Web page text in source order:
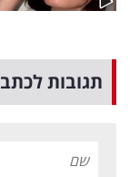
תגובות